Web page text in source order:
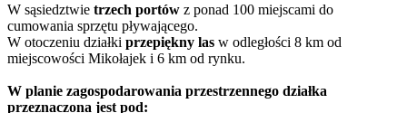
W sąsiedztwie trzech portów z ponad 100 miejscami do
cumowania sprzętu pływającego.
W otoczeniu działki przepiękny las w odległości 8 km od
miejscowości Mikołajek i 6 km od rynku.
W planie zagospodarowania przestrzennego działka
przeznaczona jest pod: